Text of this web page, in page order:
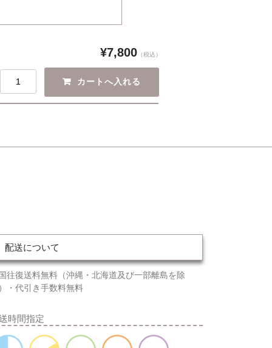
¥7,800 （税込）
配送について
往復送料無料（沖縄・北海道及び一部離島を除
・代引き手数料無料
時間指定